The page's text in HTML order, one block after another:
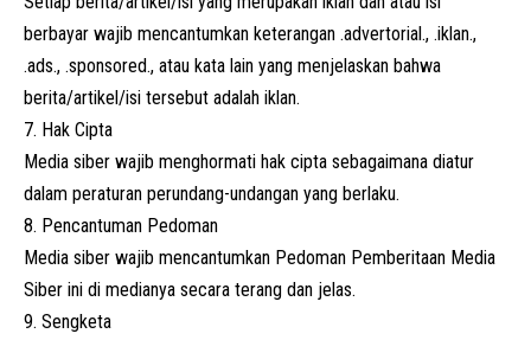
berbayar wajib mencantumkan keterangan .advertorial., .iklan.,
.ads., .sponsored., atau kata lain yang menjelaskan bahwa
berita/artikel/isi tersebut adalah iklan.
7. Hak Cipta
Media siber wajib menghormati hak cipta sebagaimana diatur
dalam peraturan perundang-undangan yang berlaku.
8. Pencantuman Pedoman
Media siber wajib mencantumkan Pedoman Pemberitaan Media
Siber ini di medianya secara terang dan jelas.
9. Sengketa